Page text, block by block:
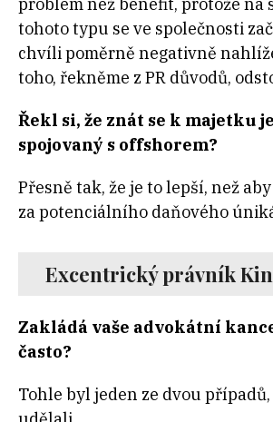
problém než benefit, protože
tohoto typu se ve společnosti
chvíli poměrně negativně
toho, řekněme z PR důvodů,
Řekl si, že znát se k majetku
spojovaný s offshorem?
Přesně tak, že je to lepší, než
za potenciálního daňového
Excentrický právník
Zakládá vaše advokátní
často?
Tohle byl jeden ze dvou